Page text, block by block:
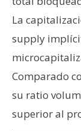
La
supply
Comparado
su ratio
superior al